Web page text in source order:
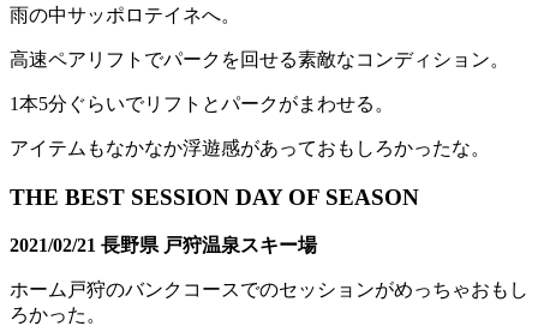
雨の中サッポロテイネへ。
高速ペアリフトでパークを回せる素敵なコンディション。
1本5分ぐらいでリフトとパークがまわせる。
アイテムもなかなか浮遊感があっておもしろかったな。
THE BEST SESSION DAY OF SEASON
2021/02/21 長野県 戸狩温泉スキー場
ホーム戸狩のバンクコースでのセッションがめっちゃおもし
ろかった。